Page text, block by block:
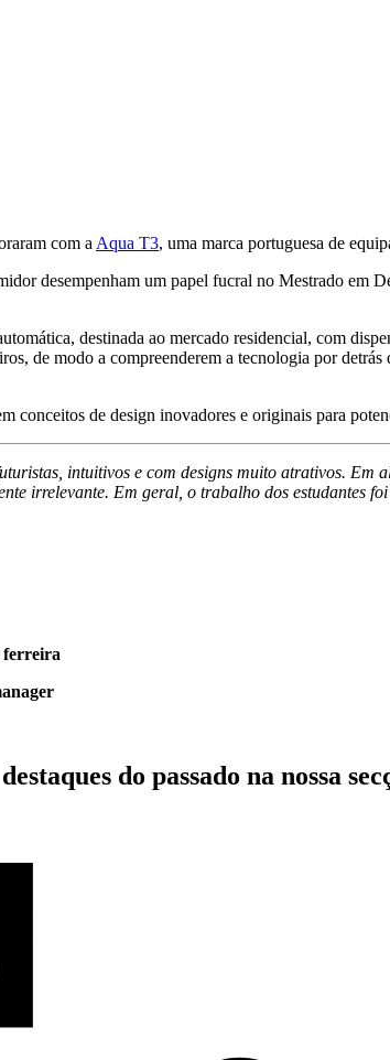
com a Aqua T3, uma marca portuguesa de
desempenham um papel fucral no Mestrado em
destinada ao mercado residencial, com
de modo a compreenderem a tecnologia por
conceitos de design inovadores e originais para
intuitivos e com designs muito atrativos.
irrelevante. Em geral, o trabalho dos estudantes
ferreira
destaques do passado na nossa